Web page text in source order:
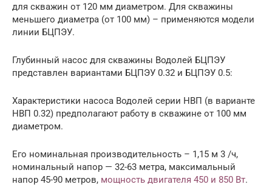
для скважин от 120 мм диаметром. Для скважины
меньшего диаметра (от 100 мм) – применяются модели
линии БЦПЭУ.
Глубинный насос для скважины Водолей БЦПЭУ
представлен вариантами БЦПЭУ 0.32 и БЦПЭУ 0.5:
Характеристики насоса Водолей серии НВП (в варианте
НВП 0.32) предполагают работу в скважине от 100 мм
диаметром.
Его номинальная производительность – 1,15 м 3 /ч,
номинальный напор — 32-63 метра, максимальный
напор 45-90 метров, мощность двигателя 450 и 850 Вт.